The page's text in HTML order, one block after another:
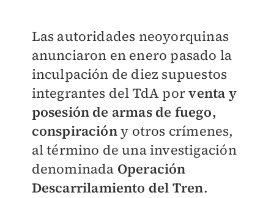
Las autoridades neoyorquinas
anunciaron en enero pasado la
inculpación de diez supuestos
integrantes del TdA porventa y
posesión de armas de fuego,
conspiracióny otros crímenes,
al término de una investigación
denominada Operación
Descarrilamiento del Tren.